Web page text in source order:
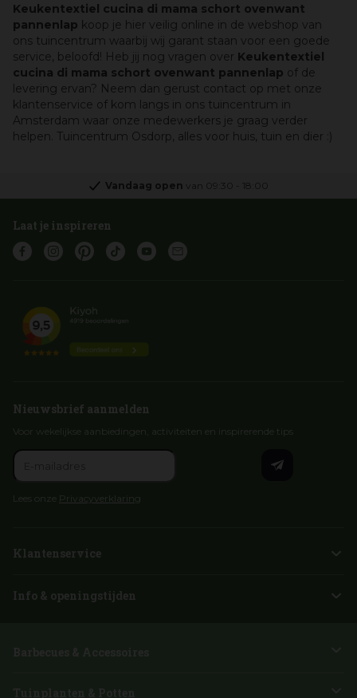
Keukentextiel cucina di mama schort ovenwant
pannenlap koop je hier veilig online in de webshop van
ons tuincentrum waarbij wij garant staan voor een goede
service, beloofd! Heb jij nog vragen over Keukentextiel
cucina di mama schort ovenwant pannenlap of de
levering ervan? Neem dan gerust contact op met onze
klantenservice of kom langs in ons tuincentrum in
Amsterdam waar onze medewerkers je graag verder
helpen. Tuincentrum Osdorp, alles voor huis, tuin en dier :)
Vandaag open van 09:30 18:00
Laat je inspireren
Nieuwsbrief aanmelden
Voor wekelijkse aanbiedingen, activiteiten en inspirerende tips
Lees onze Privacyverklaring
Klantenservice
Info & openingstijden